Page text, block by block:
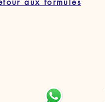
aux formules